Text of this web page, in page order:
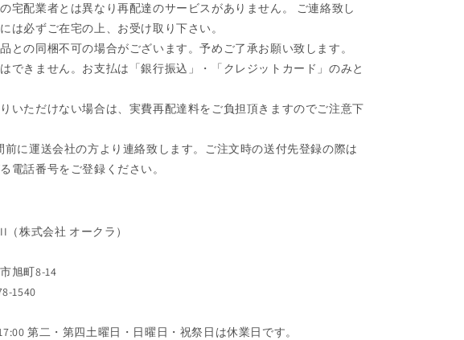
宅配業者とは異なり再配達のサービスがありません。 ご連絡致し
は必ずご在宅の上、お受け取り下さい。
との同梱不可の場合がございます。予めご了承お願い致します。
はできません。お支払は「銀行振込」・「クレジットカード」のみと
りいただけない場合は、実費再配達料をご負担頂きますのでご注意下
前に運送会社の方より連絡致します。ご注文時の送付先登録の際は
電話番号をご登録ください。
（株式会社 オークラ）
旭町8-14
1540
第二・第四土曜日・日曜日・祝祭日は休業日です。